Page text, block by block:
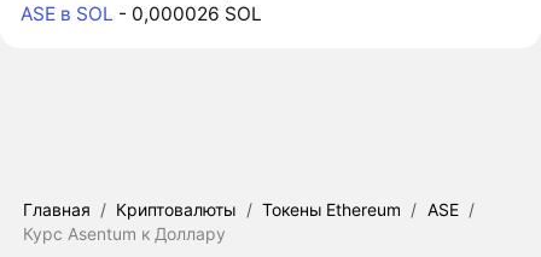
ASE в SOL - 0,000026 SOL
Главная / Криптовалюты / Токены Ethereum / ASE /
Курс Asentum к Доллару